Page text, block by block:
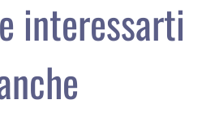
interessarti